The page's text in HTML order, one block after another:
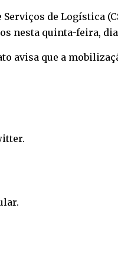
de Logística
nesta quinta-feira, dia
avisa que a
.
.